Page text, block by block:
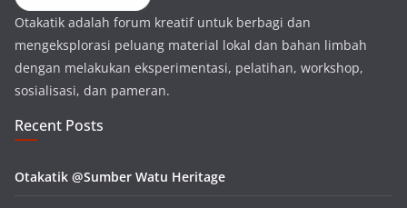
Otakatik adalah forum kreatif untuk berbagi dan
mengeksplorasi peluang material lokal dan bahan limbah
dengan melakukan eksperimentasi, pelatihan, workshop,
sosialisasi, dan pameran.
Recent Posts
Otakatik @Sumber Watu Heritage